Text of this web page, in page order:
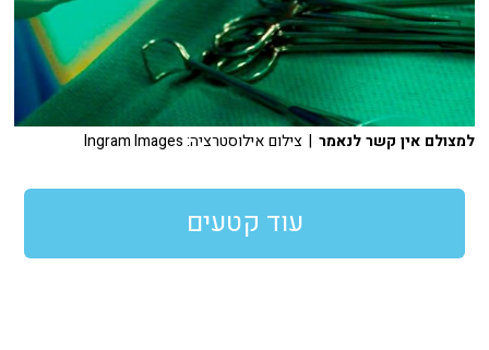
למצולם אין קשר לנאמר | צילום אילוסטרציה: Ingram Images
עוד קטעים